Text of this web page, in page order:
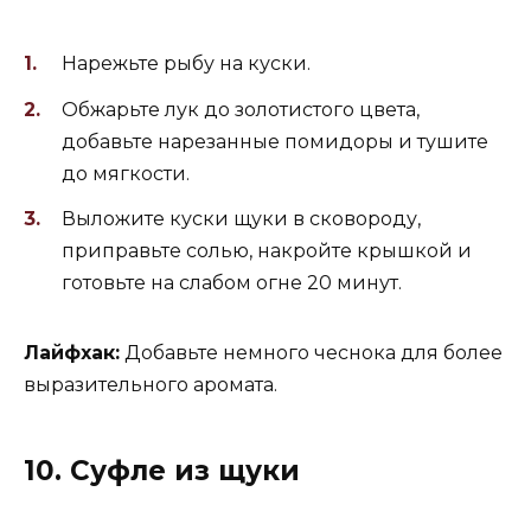
Нарежьте рыбу на куски.
Обжарьте лук до золотистого цвета,
добавьте нарезанные помидоры и тушите
до мягкости.
Выложите куски щуки в сковороду,
приправьте солью, накройте крышкой и
готовьте на слабом огне 20 минут.
Лайфхак: Добавьте немного чеснока для более
выразительного аромата.
10. Суфле из щуки